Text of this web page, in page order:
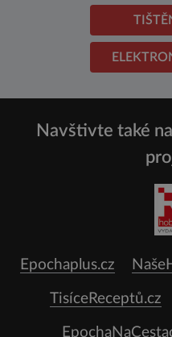
Navštivte také
Epochaplus.cz
TisíceReceptů.cz